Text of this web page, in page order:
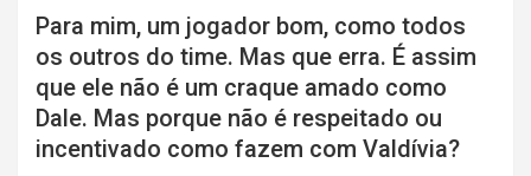
Para mim, um jogador bom, como todos
os outros do time. Mas que erra. É assim
que ele não é um craque amado como
Dale. Mas porque não é respeitado ou
incentivado como fazem com Valdívia?